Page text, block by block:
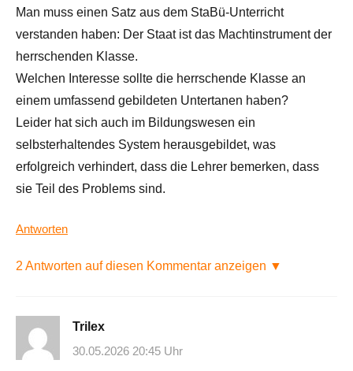
Man muss einen Satz aus dem StaBü-Unterricht
verstanden haben: Der Staat ist das Machtinstrument der
herrschenden Klasse.
Welchen Interesse sollte die herrschende Klasse an
einem umfassend gebildeten Untertanen haben?
Leider hat sich auch im Bildungswesen ein
selbsterhaltendes System herausgebildet, was
erfolgreich verhindert, dass die Lehrer bemerken, dass
sie Teil des Problems sind.
Antworten
2 Antworten auf diesen Kommentar anzeigen ▼
Trilex
30.05.2026 20:45 Uhr